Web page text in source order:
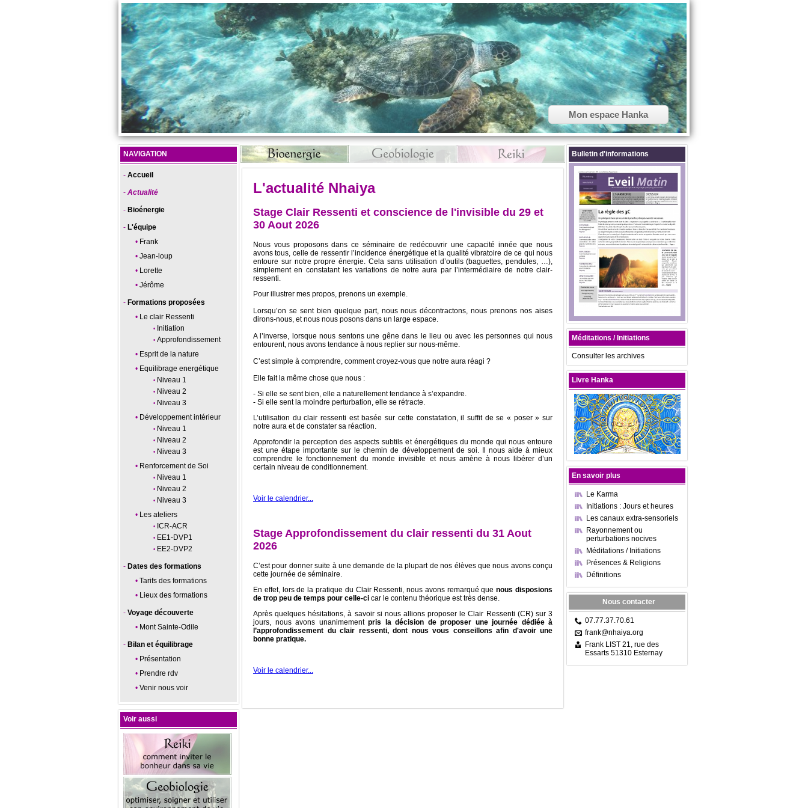
Mon espace Hanka
NAVIGATION
Accueil
Actualité
Bioénergie
L'équipe
Frank
Jean-loup
Lorette
Jérôme
Formations proposées
Le clair Ressenti
Initiation
Approfondissement
Esprit de la nature
Equilibrage energétique
Niveau 1
Niveau 2
Niveau 3
Développement intérieur
Niveau 1
Niveau 2
Niveau 3
Renforcement de Soi
Niveau 1
Niveau 2
Niveau 3
Les ateliers
ICR-ACR
EE1-DVP1
EE2-DVP2
Dates des formations
Tarifs des formations
Lieux des formations
Voyage découverte
Mont Sainte-Odile
Bilan et équilibrage
Présentation
Prendre rdv
Venir nous voir
Voir aussi
L'actualité Nhaiya
Stage Clair Ressenti et conscience de l'invisible du 29 et
30 Aout 2026
Nous vous proposons dans ce séminaire de redécouvrir une capacité innée que nous
avons tous, celle de ressentir l’incidence énergétique et la qualité vibratoire de ce qui nous
entoure sur notre propre énergie. Cela sans utilisation d’outils (baguettes, pendules, …),
simplement en constatant les variations de notre aura par l’intermédiaire de notre clair-
ressenti.
Pour illustrer mes propos, prenons un exemple.
Lorsqu’on se sent bien quelque part, nous nous décontractons, nous prenons nos aises
dirons-nous, et nous nous posons dans un large espace.
A l’inverse, lorsque nous sentons une gêne dans le lieu ou avec les personnes qui nous
entourent, nous avons tendance à nous replier sur nous-même.
C’est simple à comprendre, comment croyez-vous que notre aura réagi ?
Elle fait la même chose que nous :
- Si elle se sent bien, elle a naturellement tendance à s’expandre.
- Si elle sent la moindre perturbation, elle se rétracte.
L’utilisation du clair ressenti est basée sur cette constatation, il suffit de se « poser » sur
notre aura et de constater sa réaction.
Approfondir la perception des aspects subtils et énergétiques du monde qui nous entoure
est une étape importante sur le chemin de développement de soi. Il nous aide à mieux
comprendre le fonctionnement du monde invisible et nous amène à nous libérer d’un
certain niveau de conditionnement.
Voir le calendrier...
Stage Approfondissement du clair ressenti du 31 Aout
2026
C’est pour donner suite à une demande de la plupart de nos élèves que nous avons conçu
cette journée de séminaire.
En effet, lors de la pratique du Clair Ressenti, nous avons remarqué quenous disposions
de trop peu de temps pour celle-ci car le contenu théorique est très dense.
Après quelques hésitations, à savoir si nous allions proposer le Clair Ressenti (CR) sur 3
jours, nous avons unanimement pris la décision de proposer une journée dédiée à
l’approfondissement du clair ressenti, dont nous vous conseillons afin d'avoir une
bonne pratique.
Voir le calendrier...
Bulletin d'informations
Méditations / Initiations
Consulter les archives
Livre Hanka
En savoir plus
Le Karma
Initiations : Jours et heures
Les canaux extra-sensoriels
Rayonnement ou
perturbations nocives
Méditations / Initiations
Présences & Religions
Définitions
Nous contacter
07.77.37.70.61
frank@nhaiya.org
Frank LIST 21, rue des
Essarts 51310 Esternay